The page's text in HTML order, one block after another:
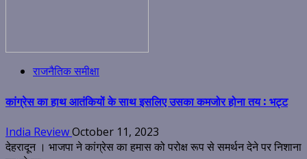
राजनैतिक समीक्षा
कांग्रेस का हाथ आतंकियों के साथ इसलिए उसका कमजोर होना तय : भट्ट
India ReviewOctober 11, 2023
देहरादून । भाजपा ने कांग्रेस का हमास को परोक्ष रूप से समर्थन देने पर निशाना